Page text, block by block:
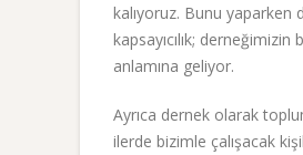
kalıyoruz. Bunu yaparken
kapsayıcılık;
anlamına geliyor.
Ayrıca dernek olarak
ilerde bizimle çalışacak